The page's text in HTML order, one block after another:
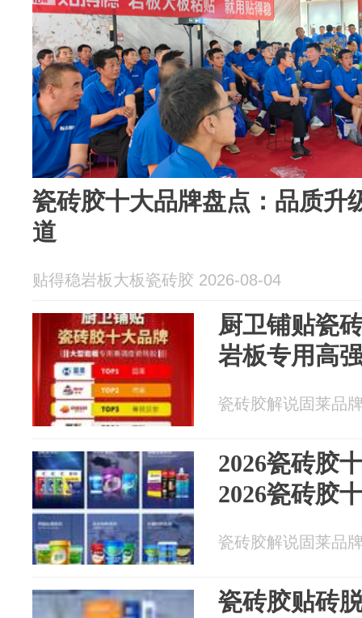
瓷砖胶十大品牌盘点：品质升
道
贴得稳岩板大板瓷砖胶 2026-08-04
厨卫铺贴瓷
岩板专用高
瓷砖胶解说固莱品
2026瓷砖胶
2026瓷砖胶
瓷砖胶解说固莱品
瓷砖胶贴砖